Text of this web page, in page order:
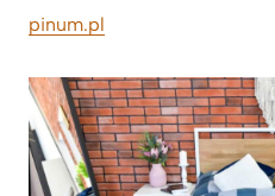
pinum.pl